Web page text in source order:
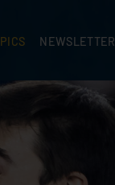
PICS NEWSLETTER